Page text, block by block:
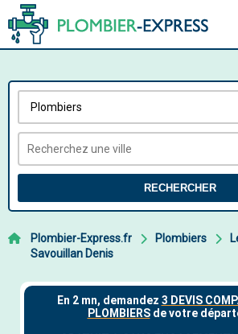
RECHERCHER
Plombier-Express.fr Plombiers
Savouillan Denis